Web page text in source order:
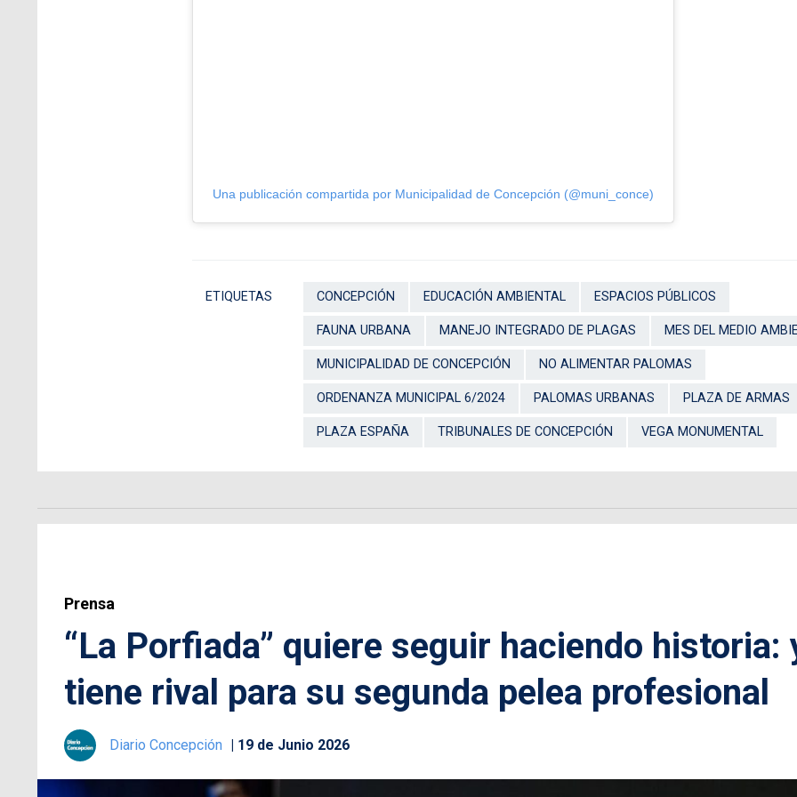
Una publicación compartida por Municipalidad de Concepción (@muni_conce)
ETIQUETAS CONCEPCIÓN EDUCACIÓN AMBIENTAL ESPACIOS PÚBLICOS
FAUNA URBANA MANEJO INTEGRADO DE PLAGAS MES DEL MEDIO
MUNICIPALIDAD DE CONCEPCIÓN NO ALIMENTAR PALOMAS
ORDENANZA MUNICIPAL 6/2024 PALOMAS URBANAS PLAZA DE ARMAS
PLAZA ESPAÑA TRIBUNALES DE CONCEPCIÓN VEGA MONUMENTAL
Prensa
“La Porfiada” quiere seguir haciendo historia:
tiene rival para su segunda pelea profesional
Diario Concepción 19 de Junio 2026